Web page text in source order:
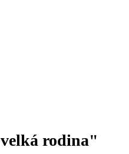
rodina"